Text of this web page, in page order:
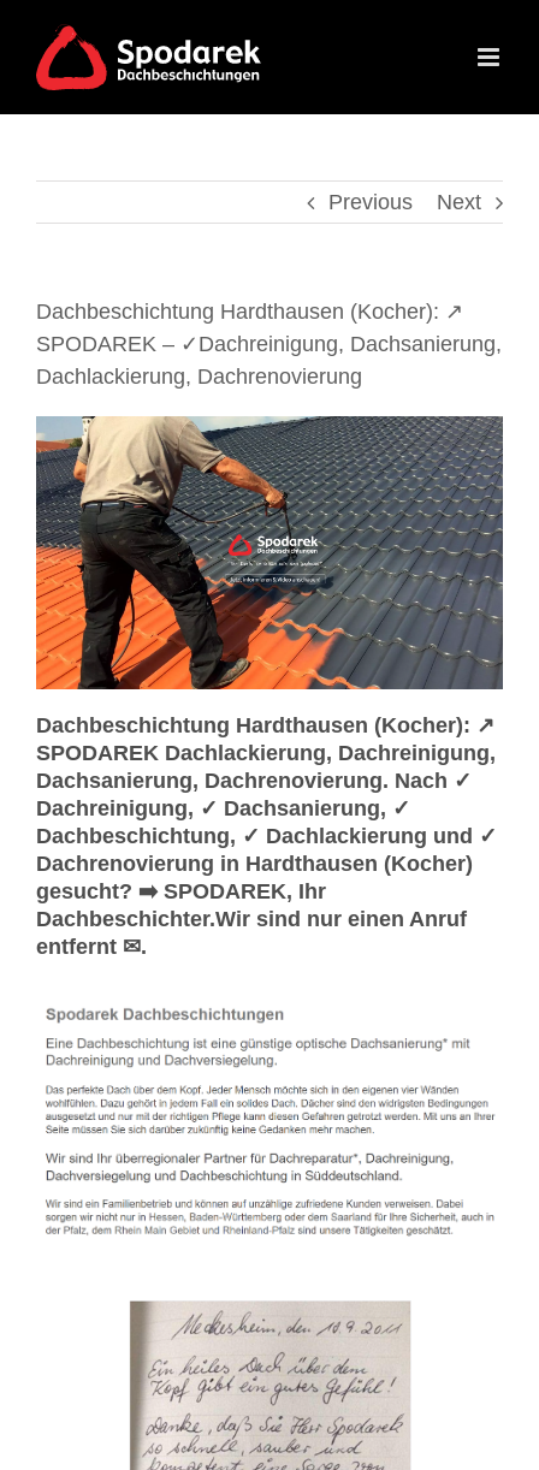
content
Previous Next
Dachbeschichtung Hardthausen (Kocher): ↗️
SPODAREK – ✓Dachreinigung, Dachsanierung,
Dachlackierung, Dachrenovierung
Dachbeschichtung Hardthausen (Kocher): ↗️
SPODAREK Dachlackierung, Dachreinigung,
Dachsanierung, Dachrenovierung. Nach ✓
Dachreinigung, ✓ Dachsanierung, ✓
Dachbeschichtung, ✓ Dachlackierung und ✓
Dachrenovierung in Hardthausen (Kocher)
gesucht? ➡️ SPODAREK, Ihr
Dachbeschichter.Wir sind nur einen Anruf
entfernt ✉.